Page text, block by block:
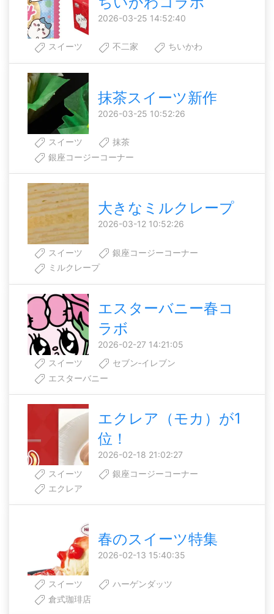
2026-03-25 14:52:40
スイーツ 不二家 ちいかわ
抹茶スイーツ新作
2026-03-25 10:52:26
スイーツ
抹茶
銀座コージーコーナー
大きなミルクレープ
2026-03-12 10:52:26
スイーツ
銀座コージーコーナー
ミルクレープ
エスターバニー春コ
ラボ
2026-02-27 14:21:05
スイーツ
セブン‐イレブン
エスターバニー
エクレア（モカ）が1
位！
2026-02-18 21:02:27
スイーツ
銀座コージーコーナー
エクレア
春のスイーツ特集
2026-02-13 15:40:35
スイーツ
ハーゲンダッツ
倉式珈琲店